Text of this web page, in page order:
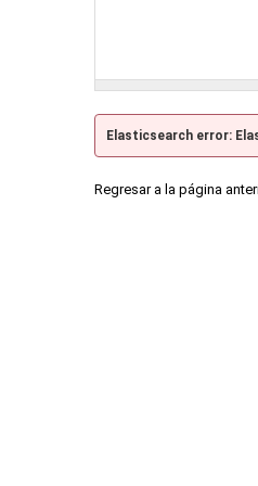
Elasticsearch error:
Regresar a la página